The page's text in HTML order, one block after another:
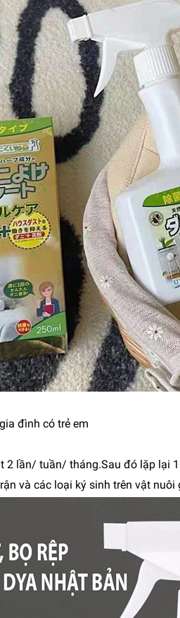
đình có trẻ em
2 lần/ tuần/ tháng.Sau đó lặp lại
và các loại ký sinh trên vật